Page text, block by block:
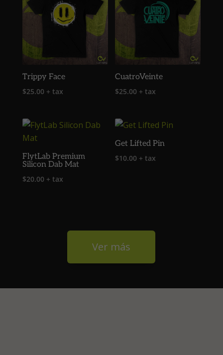
Trippy Face
$25.00 + tax
CuatroVeinte
$25.00 + tax
FlytLab Premium
Silicon Dab Mat
$20.00 + tax
Get Lifted Pin
$10.00 + tax
Ver más